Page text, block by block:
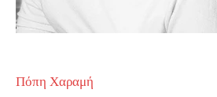
Πόπη Χαραμή